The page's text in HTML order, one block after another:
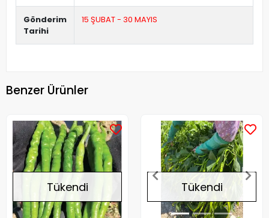
Gönderim
Tarihi
15 ŞUBAT - 30 MAYIS
Benzer Ürünler
Tükendi Tükendi